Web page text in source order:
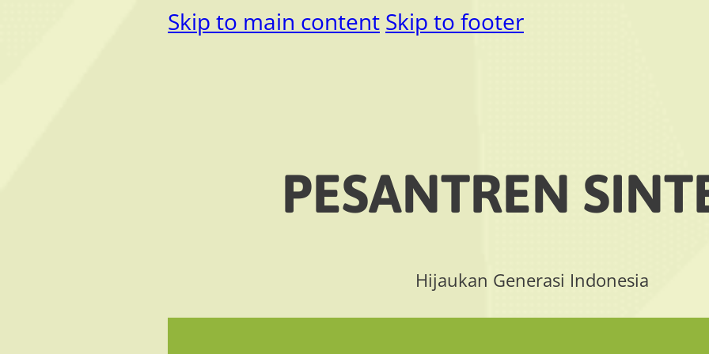
Skip to main content Skip to footer
PESANTREN
Hijaukan Generasi Indonesia